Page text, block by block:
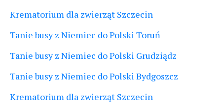
Krematorium dla zwierząt Szczecin
Tanie busy z Niemiec do Polski Toruń
Tanie busy z Niemiec do Polski Grudziądz
Tanie busy z Niemiec do Polski Bydgoszcz
Krematorium dla zwierząt Szczecin